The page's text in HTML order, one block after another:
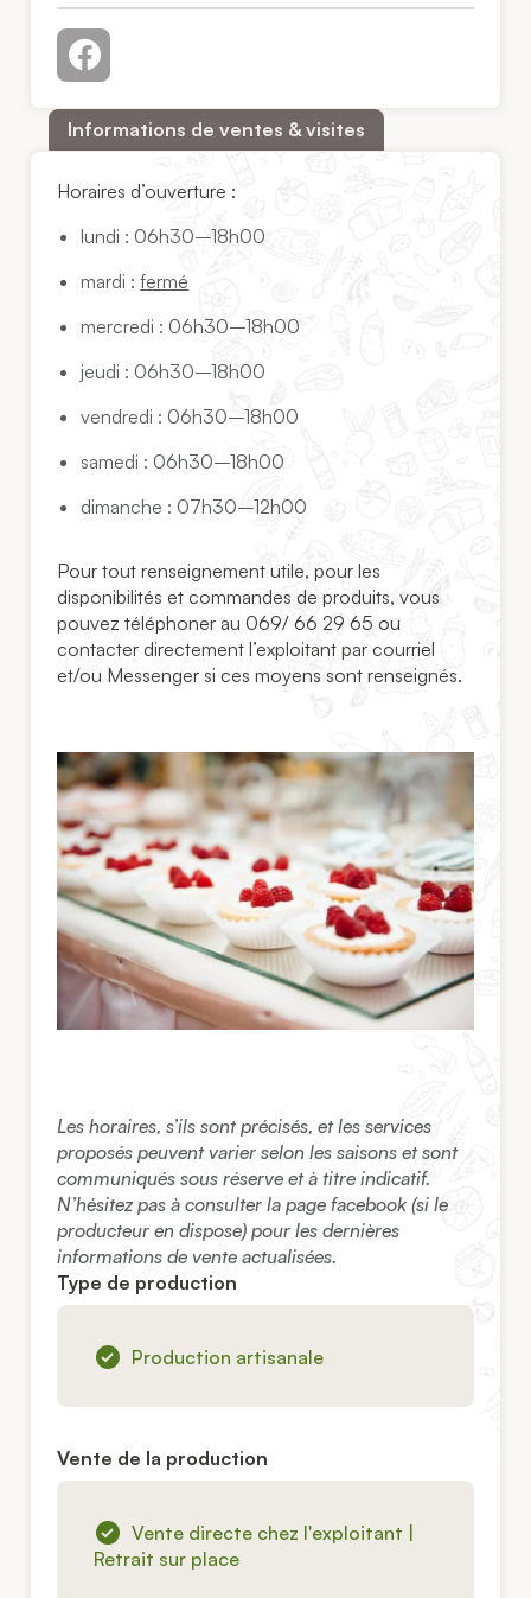
Informations de ventes & visites
Horaires d’ouverture :
lundi : 06h30–18h00
mardi :fermé
mercredi : 06h30–18h00
jeudi : 06h30–18h00
vendredi : 06h30–18h00
samedi : 06h30–18h00
dimanche : 07h30–12h00
Pour tout renseignement utile, pour les
disponibilités et commandes de produits, vous
pouvez téléphoner au 069/ 66 29 65 ou
contacter directement l’exploitant par courriel
et/ou Messenger si ces moyens sont renseignés.
Les horaires, s’ils sont précisés, et les services
proposés peuvent varier selon les saisons et sont
communiqués sous réserve et à titre indicatif.
N’hésitez pas à consulter la page facebook (si le
producteur en dispose) pour les dernières
informations de vente actualisées.
Type de production
Production artisanale
Vente de la production
Vente directe chez l'exploitant |
Retrait sur place